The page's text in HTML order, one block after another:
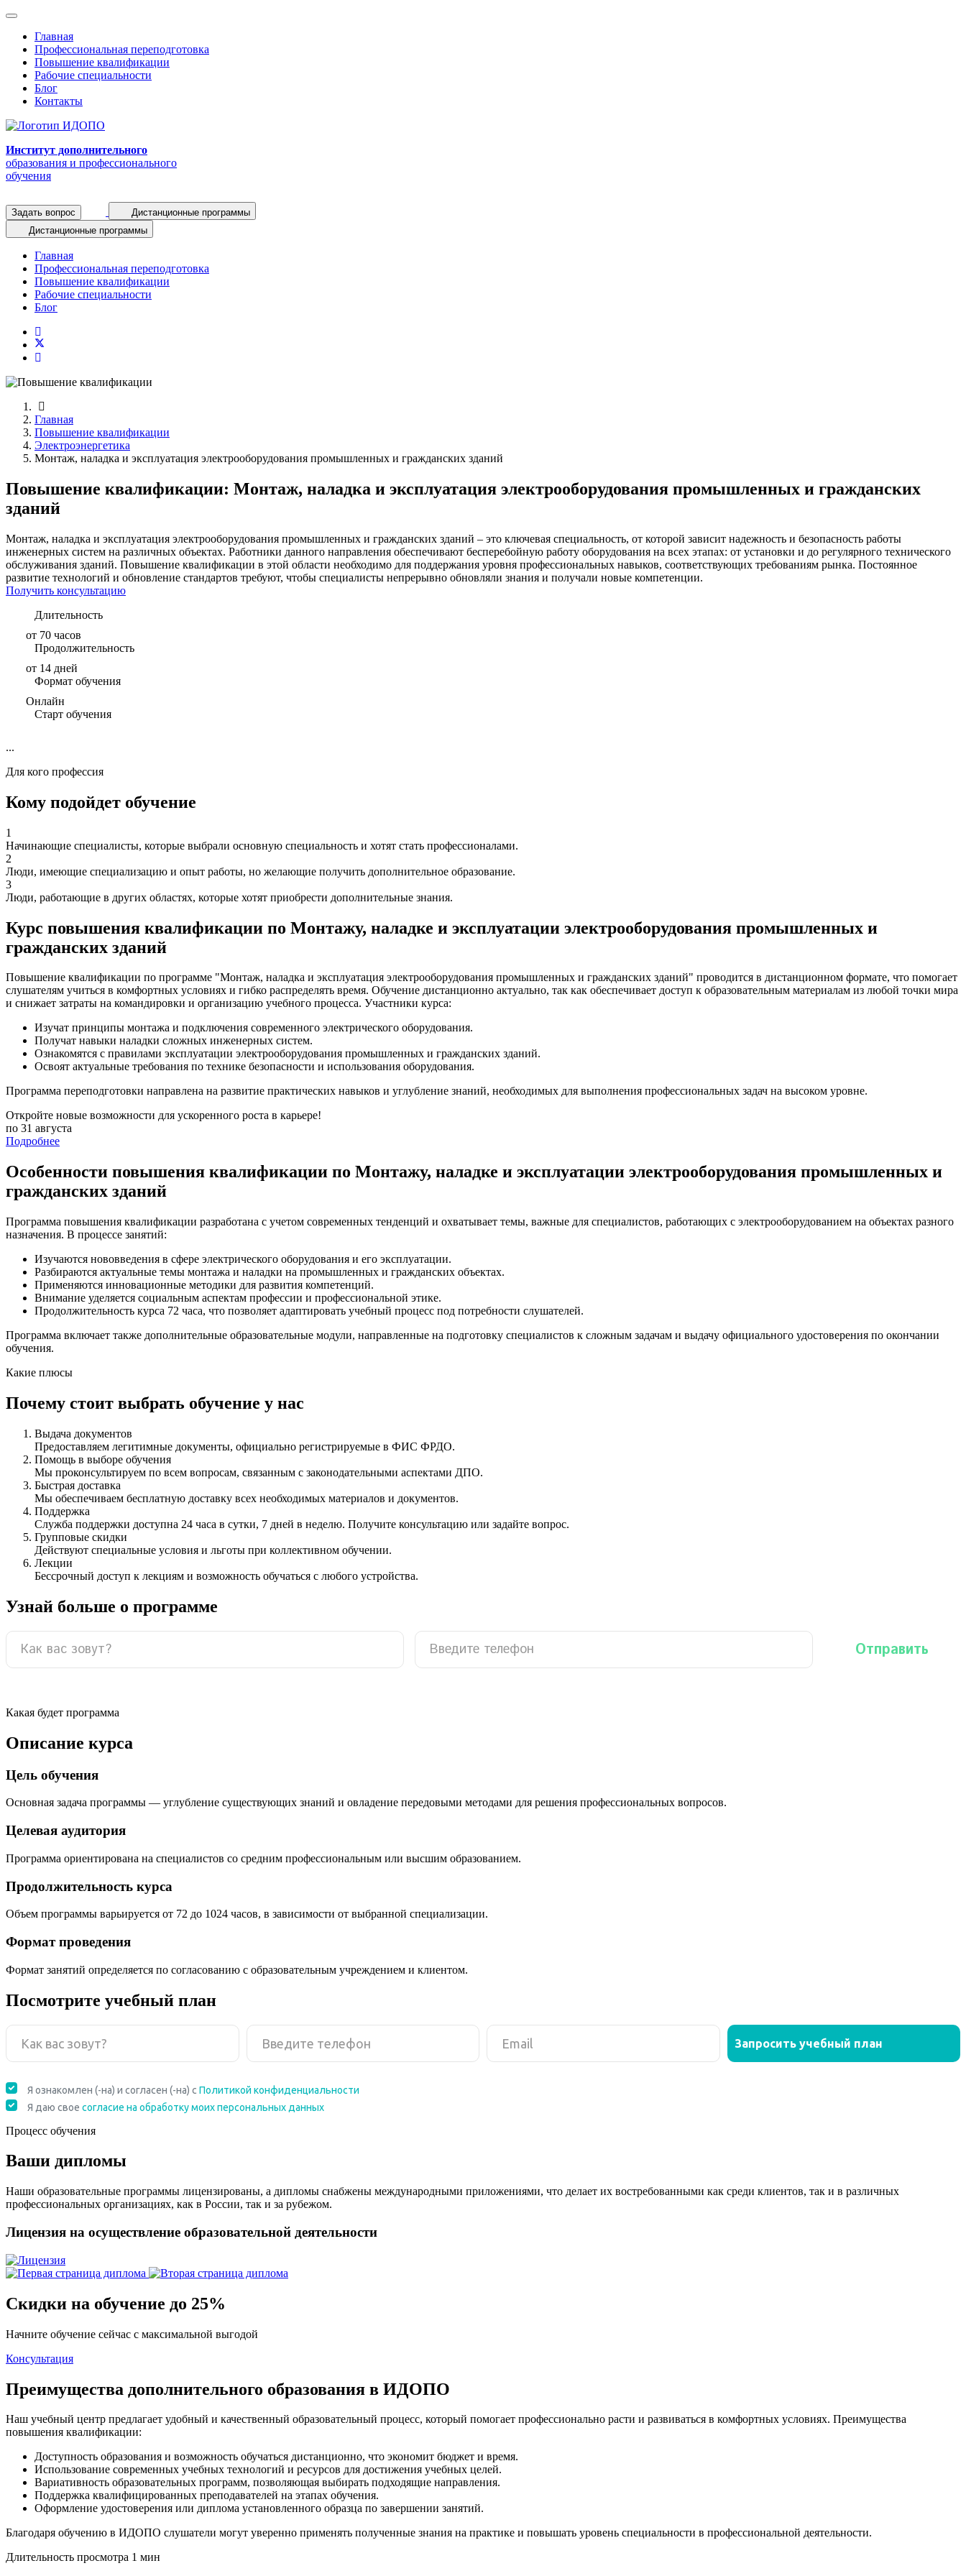
Главная
Профессиональная переподготовка
Повышение квалификации
Рабочие специальности
Блог
Контакты
Институт дополнительного
образования и профессионального
обучения
Задать вопрос
Дистанционные программы
Дистанционные программы
Главная
Профессиональная переподготовка
Повышение квалификации
Рабочие специальности
Блог
Главная
Повышение квалификации
Электроэнергетика
Монтаж, наладка и эксплуатация электрооборудования промышленных и гражданских зданий
Повышение квалификации: Монтаж, наладка и эксплуатация электрооборудования промышленных и гражданских
зданий
Монтаж, наладка и эксплуатация электрооборудования промышленных и гражданских зданий – это ключевая специальность, от которой зависит надежность и безопасность работы
инженерных систем на различных объектах. Работники данного направления обеспечивают бесперебойную работу оборудования на всех этапах: от установки и до регулярного технического
обслуживания зданий. Повышение квалификации в этой области необходимо для поддержания уровня профессиональных навыков, соответствующих требованиям рынка. Постоянное
развитие технологий и обновление стандартов требуют, чтобы специалисты непрерывно обновляли знания и получали новые компетенции.
Получить консультацию
Длительность
от 70 часов
Продолжительность
от 14 дней
Формат обучения
Онлайн
Старт обучения
...
Для кого профессия
Кому подойдет обучение
1
Начинающие специалисты, которые выбрали основную специальность и хотят стать профессионалами.
2
Люди, имеющие специализацию и опыт работы, но желающие получить дополнительное образование.
3
Люди, работающие в других областях, которые хотят приобрести дополнительные знания.
Курс повышения квалификации по Монтажу, наладке и эксплуатации электрооборудования промышленных и
гражданских зданий
Повышение квалификации по программе "Монтаж, наладка и эксплуатация электрооборудования промышленных и гражданских зданий" проводится в дистанционном формате, что помогает
слушателям учиться в комфортных условиях и гибко распределять время. Обучение дистанционно актуально, так как обеспечивает доступ к образовательным материалам из любой точки мира
и снижает затраты на командировки и организацию учебного процесса. Участники курса:
Изучат принципы монтажа и подключения современного электрического оборудования.
Получат навыки наладки сложных инженерных систем.
Ознакомятся с правилами эксплуатации электрооборудования промышленных и гражданских зданий.
Освоят актуальные требования по технике безопасности и использования оборудования.
Программа переподготовки направлена на развитие практических навыков и углубление знаний, необходимых для выполнения профессиональных задач на высоком уровне.
Откройте новые возможности для ускоренного роста в карьере!
по 31 августа
Подробнее
Особенности повышения квалификации по Монтажу, наладке и эксплуатации электрооборудования промышленных и
гражданских зданий
Программа повышения квалификации разработана с учетом современных тенденций и охватывает темы, важные для специалистов, работающих с электрооборудованием на объектах разного
назначения. В процессе занятий:
Изучаются нововведения в сфере электрического оборудования и его эксплуатации.
Разбираются актуальные темы монтажа и наладки на промышленных и гражданских объектах.
Применяются инновационные методики для развития компетенций.
Внимание уделяется социальным аспектам профессии и профессиональной этике.
Продолжительность курса 72 часа, что позволяет адаптировать учебный процесс под потребности слушателей.
Программа включает также дополнительные образовательные модули, направленные на подготовку специалистов к сложным задачам и выдачу официального удостоверения по окончании
обучения.
Какие плюсы
Почему стоит выбрать обучение у нас
Выдача документов
Предоставляем легитимные документы, официально регистрируемые в ФИС ФРДО.
Помощь в выборе обучения
Мы проконсультируем по всем вопросам, связанным с законодательными аспектами ДПО.
Быстрая доставка
Мы обеспечиваем бесплатную доставку всех необходимых материалов и документов.
Поддержка
Служба поддержки доступна 24 часа в сутки, 7 дней в неделю. Получите консультацию или задайте вопрос.
Групповые скидки
Действуют специальные условия и льготы при коллективном обучении.
Лекции
Бессрочный доступ к лекциям и возможность обучаться с любого устройства.
Узнай больше о программе
Какая будет программа
Описание курса
Цель обучения
Основная задача программы — углубление существующих знаний и овладение передовыми методами для решения профессиональных вопросов.
Целевая аудитория
Программа ориентирована на специалистов со средним профессиональным или высшим образованием.
Продолжительность курса
Объем программы варьируется от 72 до 1024 часов, в зависимости от выбранной специализации.
Формат проведения
Формат занятий определяется по согласованию с образовательным учреждением и клиентом.
Посмотрите учебный план
Процесс обучения
Ваши дипломы
Наши образовательные программы лицензированы, а дипломы снабжены международными приложениями, что делает их востребованными как среди клиентов, так и в различных
профессиональных организациях, как в России, так и за рубежом.
Лицензия на осуществление образовательной деятельности
Скидки на обучение до 25%
Начните обучение сейчас с максимальной выгодой
Консультация
Преимущества дополнительного образования в ИДОПО
Наш учебный центр предлагает удобный и качественный образовательный процесс, который помогает профессионально расти и развиваться в комфортных условиях. Преимущества
повышения квалификации:
Доступность образования и возможность обучаться дистанционно, что экономит бюджет и время.
Использование современных учебных технологий и ресурсов для достижения учебных целей.
Вариативность образовательных программ, позволяющая выбирать подходящие направления.
Поддержка квалифицированных преподавателей на этапах обучения.
Оформление удостоверения или диплома установленного образца по завершении занятий.
Благодаря обучению в ИДОПО слушатели могут уверенно применять полученные знания на практике и повышать уровень специальности в профессиональной деятельности.
Длительность просмотра 1 мин